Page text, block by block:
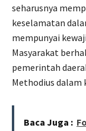
seharusnya
keselamatan
mempunyai
Masyarakat
pemerintah
Methodius
Baca Juga :